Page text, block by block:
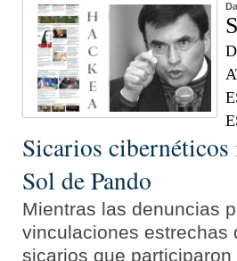
Sicarios
Sol de Pando
Mientras las denuncias
vinculaciones estrechas
sicarios que